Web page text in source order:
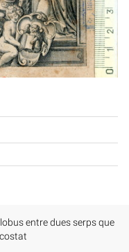
entre dues serps que